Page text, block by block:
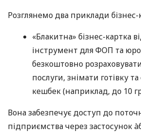
Розглянемо два приклади бізнес-
«Блакитна» бізнес-картка
інструмент для ФОП та
безкоштовно
послуги, знімати готівку
кешбек (наприклад, до 10
Вона забезпечує доступ до
підприємства через застосунок